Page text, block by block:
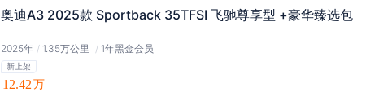
奥迪A3 2025款 Sportback 35TFSI 飞驰尊享型 +豪华臻选包
2025年 / 1.35万公里 / 1年黑金会员
新上架
12.42 万